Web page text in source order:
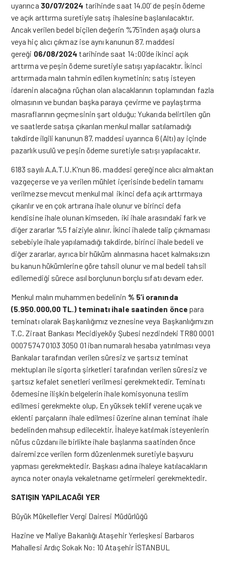
uyarınca 30/07/2024 tarihinde saat 14.00’ de peşin ödeme
ve açık arttırma suretiyle satış ihalesine başlanılacaktır.
Ancak verilen bedel biçilen değerin %75’inden aşağı olursa
veya hiç alıcı çıkmaz ise aynı kanunun 87. maddesi
gereği 06/08/2024 tarihinde saat 14:00’de ikinci açık
arttırma ve peşin ödeme suretiyle satışı yapılacaktır. İkinci
arttırmada malın tahmin edilen kıymetinin; satış isteyen
idarenin alacağına rüçhan olan alacaklarının toplamından fazla
olmasının ve bundan başka paraya çevirme ve paylaştırma
masraflarının geçmesinin şart olduğu; Yukarıda belirtilen gün
ve saatlerde satışa çıkarılan menkul mallar satılamadığı
takdirde ilgili kanunun 87. maddesi uyarınca 6 (Altı) ay içinde
pazarlık usulü ve peşin ödeme suretiyle satışı yapılacaktır.
6183 sayılı A.A.T.U.K’nun 86. maddesi gereğince alıcı almaktan
vazgeçerse ve ya verilen mühlet içerisinde bedelin tamamı
verilmezse mevcut menkul mal ikinci defa açık arttırmaya
çıkarılır ve en çok artırana ihale olunur ve birinci defa
kendisine ihale olunan kimseden, iki ihale arasındaki fark ve
diğer zararlar %5 faiziyle alınır. İkinci ihalede talip çıkmaması
sebebiyle ihale yapılamadığı takdirde, birinci ihale bedeli ve
diğer zararlar, ayrıca bir hüküm alınmasına hacet kalmaksızın
bu kanun hükümlerine göre tahsil olunur ve mal bedeli tahsil
edilemediği sürece asıl borçlunun borçlu sıfatı devam eder.
Menkul malın muhammen bedelinin % 5’i oranında
(5.950.000,00 TL.) teminatı ihale saatinden önce para
teminatı olarak Başkanlığımız veznesine veya Başkanlığımızın
T.C. Ziraat Bankası Mecidiyeköy Şubesi nezdindeki TR80 0001
0007 5747 0103 3050 01 iban numaralı hesaba yatırılması veya
Bankalar tarafından verilen süresiz ve şartsız teminat
mektupları ile sigorta şirketleri tarafından verilen süresiz ve
şartsız kefalet senetleri verilmesi gerekmektedir. Teminatı
ödemesine ilişkin belgelerin ihale komisyonuna teslim
edilmesi gerekmekte olup, En yüksek teklif verene uçak ve
eklenti parçaların ihale edilmesi üzerine alınan teminat ihale
bedelinden mahsup edilecektir. İhaleye katılmak isteyenlerin
nüfus cüzdanı ile birlikte ihale başlanma saatinden önce
dairemizce verilen form düzenlenmek suretiyle başvuru
yapması gerekmektedir. Başkası adına ihaleye katılacakların
ayrıca noter onayla vekaletname getirmeleri gerekmektedir.
SATIŞIN YAPILACAĞI YER
Büyük Mükellefler Vergi Dairesi Müdürlüğü
Hazine ve Maliye Bakanlığı Ataşehir Yerleşkesi Barbaros
Mahallesi Ardıç Sokak No: 10 Ataşehir İSTANBUL